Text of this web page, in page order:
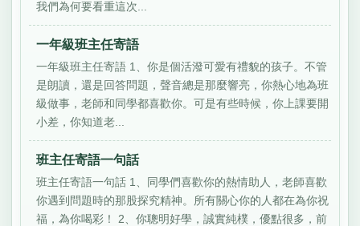
我們為何要看重這次...
一年級班主任寄語
一年級班主任寄語 1、你是個活潑可愛有禮貌的孩子。不管
是朗讀，還是回答問題，聲音總是那麼響亮，你熱心地為班
級做事，老師和同學都喜歡你。可是有些時候，你上課要開
小差，你知道老...
班主任寄語一句話
班主任寄語一句話 1、同學們喜歡你的熱情助人，老師喜歡
你遇到問題時的那股探究精神。所有關心你的人都在為你祝
福，為你喝彩！ 2、你聰明好學，誠實純樸，優點很多，前